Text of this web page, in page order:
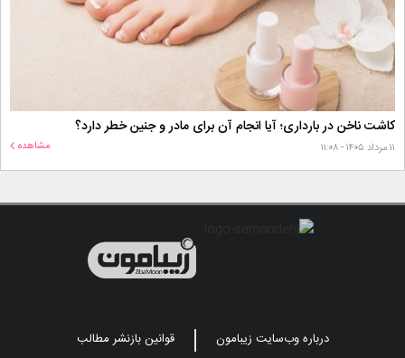
کاشت ناخن در بارداری؛ آیا انجام آن برای مادر و جنین خطر دارد؟
۱۱ مرداد ۱۴۰۵ - ۱۱:۰۸ مشاهده
درباره وب‌سایت زیبامون قوانین بازنشر مطالب